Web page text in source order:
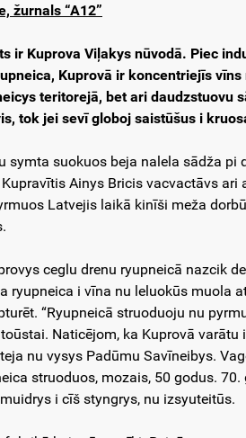
žurnals “A12”
ir Kuprova Viļakys nūvodā. Piec
Kuprovā ir koncentriejīs
teritorejā, bet ari daudzstuovu
tok jei sevī globoj saistūšus i
symta suokuos beja nalela sādža pi
Ainys Bricis vacvactāvs
Latvejis laikā kinīši meža
ceglu drenu ryupneicā nazcik
ryupneica i vīna nu leluokūs muola
“Ryupneicā struoduoju nu
Naticējom, ka Kuprovā
nu vysys Padūmu Savīneibys.
struoduos, mozais, 50 godus.
i cīš styngrys, nu izsyuteitūs.